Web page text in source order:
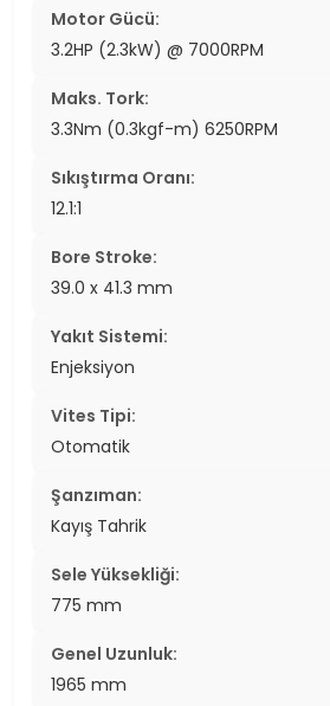
Motor Gücü:
3.2HP (2.3kW) @ 7000RPM
Maks. Tork:
3.3Nm (0.3kgf-m) 6250RPM
Sıkıştırma Oranı:
12.1:1
Bore Stroke:
39.0 x 41.3 mm
Yakıt Sistemi:
Enjeksiyon
Vites Tipi:
Otomatik
Şanzıman:
Kayış Tahrik
Sele Yüksekliği:
775 mm
Genel Uzunluk:
1965 mm